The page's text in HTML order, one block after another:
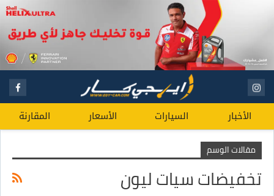
الأخبار السيارات الأسعار المقارنة
مقالات الوسم
تخفيضات سيات ليون